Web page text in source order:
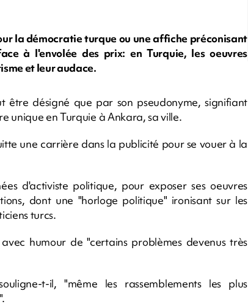
la démocratie turque ou une affiche préconisant
à l'envolée des prix: en Turquie, les oeuvres
et leur audace.
désigné que par son pseudonyme, signifiant
unique en Turquie à Ankara, sa ville.
une carrière dans la publicité pour se vouer à la
d'activiste politique, pour exposer ses oeuvres
dont une "horloge politique" ironisant sur les
turcs.
humour de "certains problèmes devenus très
t-il, "même les rassemblements les plus